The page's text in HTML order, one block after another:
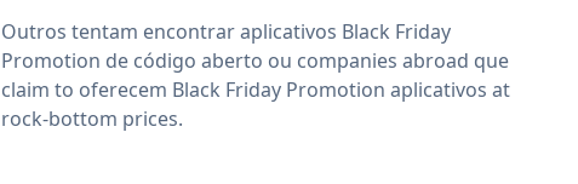
Outros tentam encontrar aplicativos Black Friday
Promotion de código aberto ou companies abroad que
claim to oferecem Black Friday Promotion aplicativos at
rock-bottom prices.